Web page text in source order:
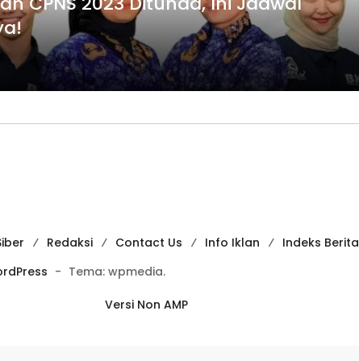
Redaksi Contact Us Info Iklan
Indeks Berita
- Tema: wpmedia.
Versi Non AMP